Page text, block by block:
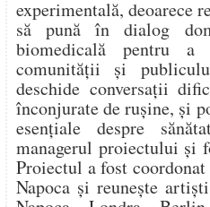
experimentală, deoarece
să pună în dialog
biomedicală pentru a
comunității și
deschide conversații
înconjurate de rușine, și
esențiale despre
managerul proiectului și
Proiectul a fost
Napoca și reunește